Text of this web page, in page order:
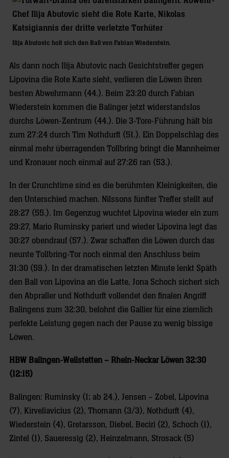
Ilija Abutovic holt sich den Ball von Fabian Wiederstein.
Als dann noch Ilija Abutovic nach Gesichtstreffer gegen
Lipovina die Rote Karte sieht, verlieren die Löwen ihren
besten Abwehrmann (44.). Beim 23:20 durch Fabian
Wiederstein kommen die Balinger jetzt widerstandslos
durchs Löwen-Zentrum (44.). Die 3-Tore-Führung hält bis
zum 27:24 durch Tim Nothdurft (51.). Ein Doppelschlag des
einmal mehr überragenden Tollbring bringt die Mannheimer
und Kronauer noch einmal auf 27:26 ran (53.).
In der Crunchtime sind es die berühmten Kleinigkeiten, die
den Unterschied machen. Nilssons fünfter Treffer stellt auf
28:27 (55.). Im Gegenzug wuchtet Lipovina wieder ein zum
29:27, Mario Ruminsky pariert und wieder Lipovina legt das
30:27 obendrauf (57.). Zwar schaffen die Löwen durch das
neunte Tollbring-Tor noch einmal den Anschluss beim
31:30 (59.). In der dramatischen letzten Minute lenkt Späth
den Ball von Lipovina an die Latte, Jona Schoch sichert sich
den Abpraller und Nothdurft vollendet den finalen Angriff
Balingens zum 32:30, belohnt die Gallier für eine ziemlich
perfekte Leistung gegen nach der Pause zu wenig bissige
Löwen.
HBW Balingen-Weilstetten – Rhein-Neckar Löwen 32:30
(12:15)
Balingen: Ruminsky (1; ab 24.), Jensen – Zobel, Lipovina
(7), Kirveliavicius (2), Thomann (3/3), Nothdurft (4),
Wiederstein (4), Gretarsson, Diebel, Beciri (2), Schoch (1),
Zintel (1), Saueressig (2), Heinzelmann, Strosack (5)